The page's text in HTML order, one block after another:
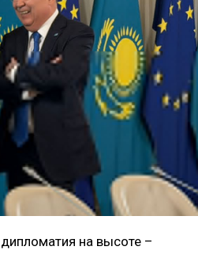
на высоте –